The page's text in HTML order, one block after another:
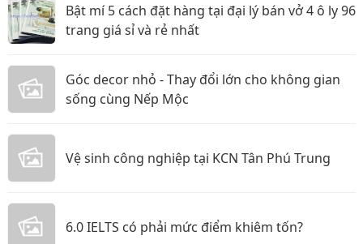
Bật mí 5 cách đặt hàng tại đại lý bán vở 4 ô ly 96
trang giá sỉ và rẻ nhất
Góc decor nhỏ - Thay đổi lớn cho không gian
sống cùng Nếp Mộc
Vệ sinh công nghiệp tại KCN Tân Phú Trung
6.0 IELTS có phải mức điểm khiêm tốn?